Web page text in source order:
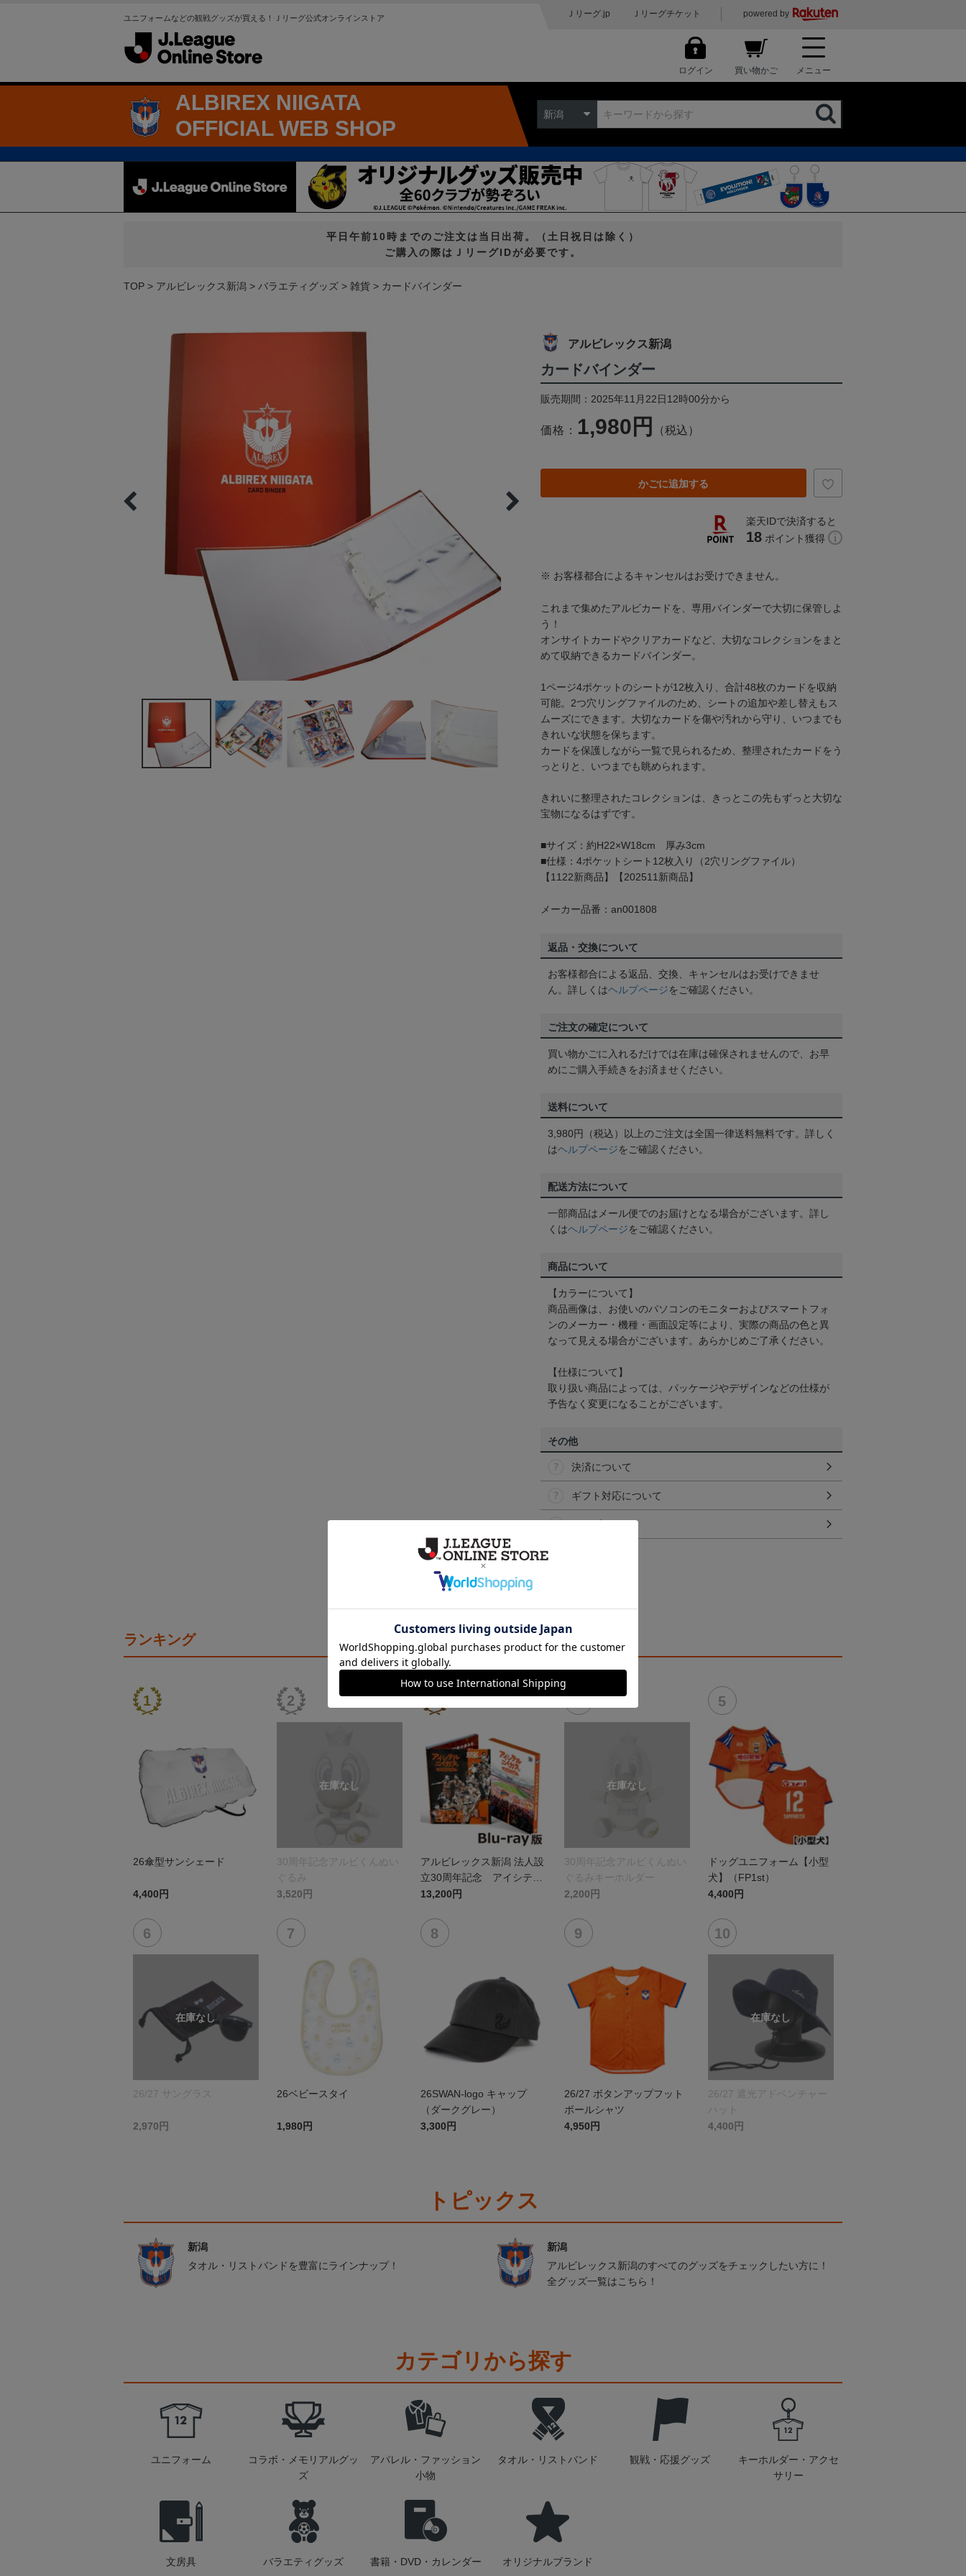
ユニフォームなどの観戦グッズが買える！Ｊリーグ公式オンラインストア Ｊリーグ.jp Ｊリーグチケット powered by
ログイン 買い物かご メニュー
ALBIREX NIIGATA
OFFICIAL WEB SHOP
新潟
平日午前10時までのご注文は当日出荷。（土日祝日は除く）
ご購入の際はＪリーグIDが必要です。
TOP アルビレックス新潟 バラエティグッズ 雑貨 カードバインダー
アルビレックス新潟
カードバインダー
販売期間：2025年11月22日12時00分から
価格： 1,980円 （税込）
かごに追加する
楽天IDで決済すると
18 ポイント獲得
※ お客様都合によるキャンセルはお受けできません。
これまで集めたアルビカードを、専用バインダーで大切に保管しよ
う！
オンサイトカードやクリアカードなど、大切なコレクションをまと
めて収納できるカードバインダー。
1ページ4ポケットのシートが12枚入り、合計48枚のカードを収納
可能。2つ穴リングファイルのため、シートの追加や差し替えもス
ムーズにできます。大切なカードを傷や汚れから守り、いつまでも
きれいな状態を保ちます。
カードを保護しながら一覧で見られるため、整理されたカードをう
っとりと、いつまでも眺められます。
きれいに整理されたコレクションは、きっとこの先もずっと大切な
宝物になるはずです。
■サイズ：約H22×W18cm 厚み3cm
■仕様：4ポケットシート12枚入り（2穴リングファイル）
【1122新商品】【202511新商品】
メーカー品番：an001808
返品・交換について
お客様都合による返品、交換、キャンセルはお受けできませ
ん。詳しくはヘルプページをご確認ください。
ご注文の確定について
買い物かごに入れるだけでは在庫は確保されませんので、お早
めにご購入手続きをお済ませください。
送料について
3,980円（税込）以上のご注文は全国一律送料無料です。詳しく
はヘルプページをご確認ください。
配送方法について
一部商品はメール便でのお届けとなる場合がございます。詳し
くはヘルプページをご確認ください。
商品について
【カラーについて】
商品画像は、お使いのパソコンのモニターおよびスマートフォ
ンのメーカー・機種・画面設定等により、実際の商品の色と異
なって見える場合がございます。あらかじめご了承ください。
【仕様について】
取り扱い商品によっては、パッケージやデザインなどの仕様が
予告なく変更になることがございます。
その他
決済について
ギフト対応について
ランキング
26傘型サンシェード
4,400円
30周年記念アルビくんぬい
ぐるみ
3,520円
アルビレックス新潟 法人設
立30周年記念 アイシテル
ニイガタ ―受け継がれる想
13,200円
30周年記念アルビくんぬい
ぐるみキーホルダー
2,200円
ドッグユニフォーム【小型
犬】（FP1st）
4,400円
26/27 サングラス
2,970円
26ベビースタイ
1,980円
26SWAN-logo キャップ
（ダークグレー）
3,300円
26/27 ボタンアップフット
ボールシャツ
4,950円
26/27 遮光アドベンチャー
ハット
4,400円
トピックス
新潟
タオル・リストバンドを豊富にラインナップ！
新潟
アルビレックス新潟のすべてのグッズをチェックしたい方に！
全グッズ一覧はこちら！
カテゴリから探す
ユニフォーム
コラボ・メモリアルグッ
ズ
アパレル・ファッション
小物
タオル・リストバンド 観戦・応援グッズ
キーホルダー・アクセ
サリー
文房具 バラエティグッズ 書籍・DVD・カレンダー オリジナルブランド